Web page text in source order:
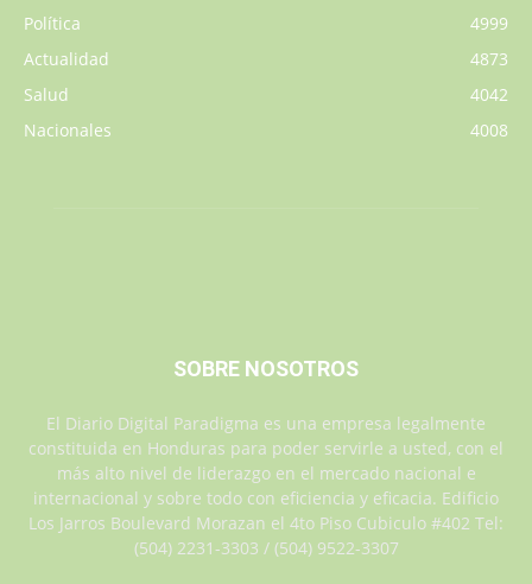
Política
4999
Actualidad
4873
Salud
4042
Nacionales
4008
SOBRE NOSOTROS
El Diario Digital Paradigma es una empresa legalmente
constituida en Honduras para poder servirle a usted, con el
más alto nivel de liderazgo en el mercado nacional e
internacional y sobre todo con eficiencia y eficacia. Edificio
Los Jarros Boulevard Morazan el 4to Piso Cubiculo #402 Tel:
(504) 2231-3303 / (504) 9522-3307